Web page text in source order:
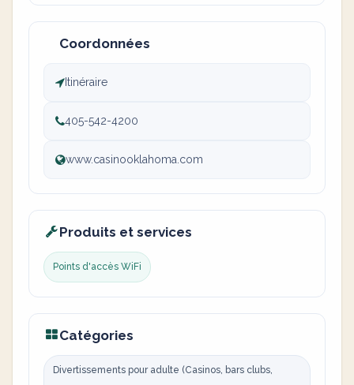
Coordonnées
Itinéraire
405-542-4200
www.casinooklahoma.com
Produits et services
Points d'accès WiFi
Catégories
Divertissements pour adulte (Casinos, bars clubs,